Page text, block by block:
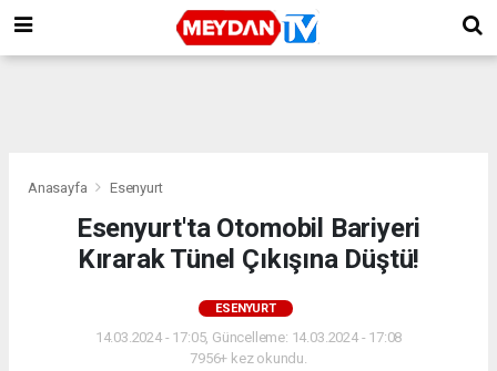
Anasayfa Esenyurt
Esenyurt'ta Otomobil Bariyeri
Kırarak Tünel Çıkışına Düştü!
ESENYURT
14.03.2024 - 17:05, Güncelleme: 14.03.2024 - 17:08
7956+ kez okundu.